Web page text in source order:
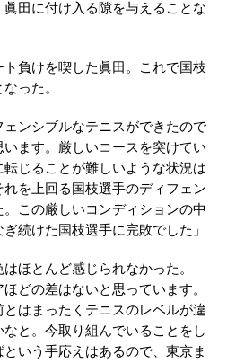
田に付け入る隙を与えることな
ト負けを喫した眞田。これで国枝
った。
ェンシブルなテニスができたので
ます。厳しいコースを突けてい
じることが難しいような状況は
を上回る国枝選手のディフェン
この厳しいコンディションの中
続けた国枝選手に完敗でした」
ほとんど感じられなかった。
どの差はないと思っています。
はまったくテニスのレベルが違
と。今取り組んでいることをし
いう手応えはあるので、東京ま